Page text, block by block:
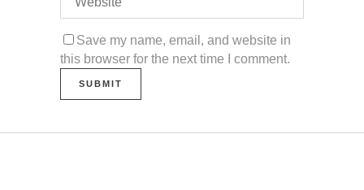
Save my name, email, and website in
this browser for the next time I comment.